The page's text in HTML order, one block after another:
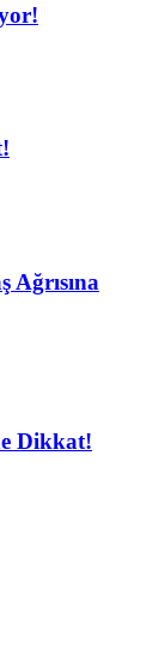
Ağrısına
Dikkat!